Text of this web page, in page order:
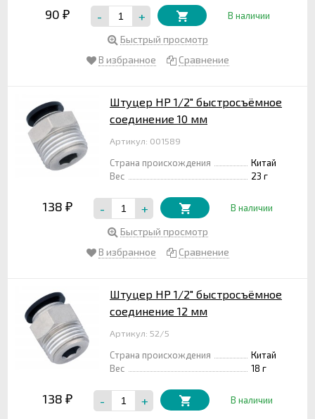
90 ₽ - + В наличии
Быстрый просмотр
В избранное
Сравнение
Штуцер НР 1/2" быстросъёмное
соединение 10 мм
Артикул: 001589
Страна происхождения
Китай
Вес
23 г
138 ₽ - + В наличии
Быстрый просмотр
В избранное
Сравнение
Штуцер НР 1/2" быстросъёмное
соединение 12 мм
Артикул: 52/5
Страна происхождения
Китай
Вес
18 г
138 ₽ - + В наличии